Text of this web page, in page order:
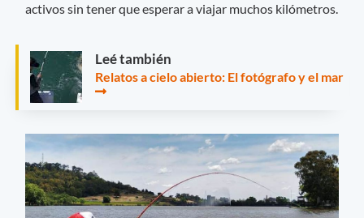
activos sin tener que esperar a viajar muchos kilómetros.
Leé también
Relatos a cielo abierto: El fotógrafo y el mar